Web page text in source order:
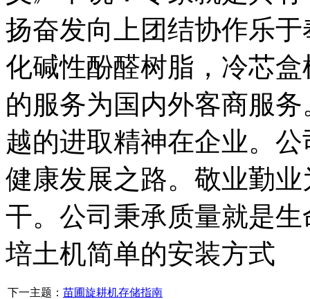
扬奋发向上团结协作乐
化碱性酚醛树脂，冷芯
的服务为国内外客商服
越的进取精神在企业。
健康发展之路。敬业勤
干。公司秉承质量就是
培土机简单的安装方式
下一主题： 苗圃旋耕机存储指南